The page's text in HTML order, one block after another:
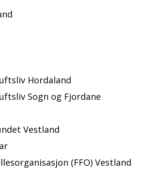
Hordaland
Sogn og Fjordane
Vestland
(FFO) Vestland